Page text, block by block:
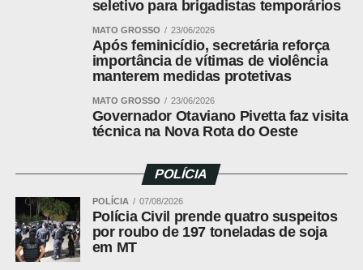
Leia Também: Santa Catarina
confirma novo foco e reforça
vigilância sanitária
Foi observando esse potencial que o Festival do
Chocolate de Mato Grosso cresceu e mais atividades foi
anos em parceria com a Famato os visitantes podem
conhecer o produto innatura, conhecer o processo de
transformação da fruta em chocolate e conhecer a história
por trás desse produto que segue como líder de
preferencia mundial.
seletivo para brigadistas temporários
MATO GROSSO 23/06/2026
Após feminicídio, secretária reforça
importância de vítimas de violência
manterem medidas protetivas
MATO GROSSO 23/06/2026
Governador Otaviano Pivetta faz visita
técnica na Nova Rota do Oeste
POLÍCIA
POLÍCIA 07/08/2026
Polícia Civil prende quatro suspeitos
por roubo de 197 toneladas de soja
em MT